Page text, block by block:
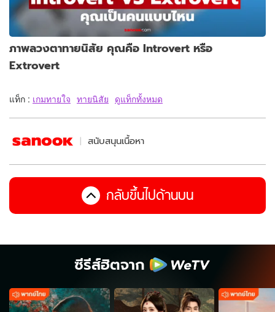
ภาพลวงตาทายนิสัย คุณคือ Introvert หรือ
Extrovert
แท็ก : เกมทายใจ ทายนิสัย ดูแท็กทั้งหมด
สนับสนุนเนื้อหา
กลับขึ้นไปด้านบน
ซีรีส์ฮิตจาก